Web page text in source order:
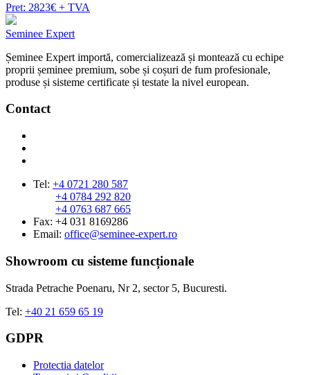
Pret: 2823€ + TVA
Seminee Expert
Șeminee Expert importă, comercializează și montează cu echipe
proprii șeminee premium, sobe și coșuri de fum profesionale,
produse și sisteme certificate și testate la nivel european.
Contact
Tel: +4 0721 280 587
+4 0784 292 820
+4 0763 687 665
Fax: +4 031 8169286
Email: office@seminee-expert.ro
Showroom cu sisteme funcționale
Strada Petrache Poenaru, Nr 2, sector 5, Bucuresti.
Tel: +40 21 659 65 19
GDPR
Protectia datelor